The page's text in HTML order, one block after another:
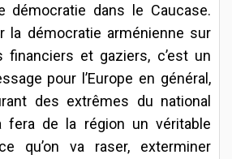
démocratie dans le Caucase.
la démocratie arménienne sur
financiers et gaziers, c’est un
pour l’Europe en général,
des extrêmes du national
fera de la région un véritable
qu’on va raser, exterminer